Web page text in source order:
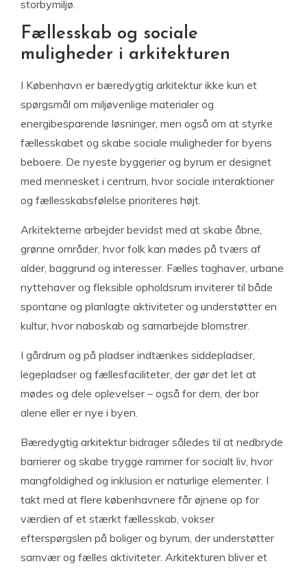
storbymiljø.
Fællesskab og sociale
muligheder i arkitekturen
I København er bæredygtig arkitektur ikke kun et
spørgsmål om miljøvenlige materialer og
energibesparende løsninger, men også om at styrke
fællesskabet og skabe sociale muligheder for byens
beboere. De nyeste byggerier og byrum er designet
med mennesket i centrum, hvor sociale interaktioner
og fællesskabsfølelse prioriteres højt.
Arkitekterne arbejder bevidst med at skabe åbne,
grønne områder, hvor folk kan mødes på tværs af
alder, baggrund og interesser. Fælles taghaver, urbane
nyttehaver og fleksible opholdsrum inviterer til både
spontane og planlagte aktiviteter og understøtter en
kultur, hvor naboskab og samarbejde blomstrer.
I gårdrum og på pladser indtænkes siddepladser,
legepladser og fællesfaciliteter, der gør det let at
mødes og dele oplevelser – også for dem, der bor
alene eller er nye i byen.
Bæredygtig arkitektur bidrager således til at nedbryde
barrierer og skabe trygge rammer for socialt liv, hvor
mangfoldighed og inklusion er naturlige elementer. I
takt med at flere københavnere får øjnene op for
værdien af et stærkt fællesskab, vokser
efterspørgslen på boliger og byrum, der understøtter
samvær og fælles aktiviteter. Arkitekturen bliver et